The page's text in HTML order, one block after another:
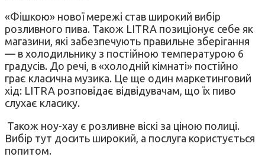
«Фішкою» нової мережі став широкий вибір
розливного пива. Також LITRA позиціонує себе як
магазини, які забезпечують правильне зберігання
— в холодильнику з постійною температурою 6
градусів. До речі, в «холодній кімнаті» постійно
грає класична музика. Це ще один маркетинговий
хід: LITRA розповідає відвідувачам, що їх пиво
слухає класику.
Також ноу-хау є розливне віскі за ціною полиці.
Вибір тут досить широкий, а послуга користується
попитом.